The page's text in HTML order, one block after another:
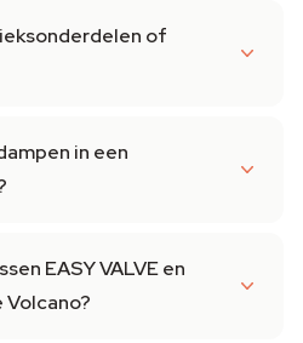
of
in een
EASY VALVE en
Volcano?